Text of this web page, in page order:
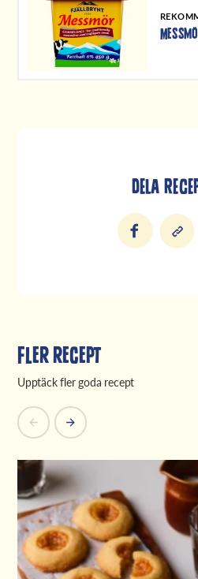
DELA
Fler recept
Upptäck fler goda recept